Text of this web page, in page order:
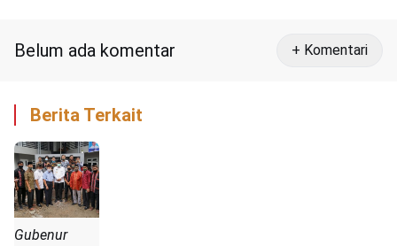
Belum ada komentar + Komentari
Berita Terkait
Gubenur